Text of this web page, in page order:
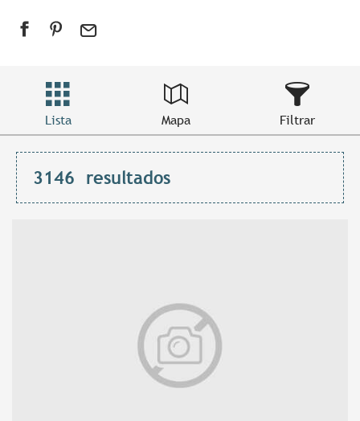
Lista Mapa Filtrar
3146 resultados